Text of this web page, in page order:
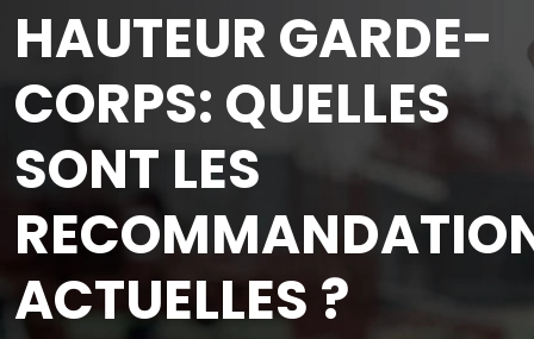
HAUTEUR GARDE-
CORPS: QUELLES
SONT LES
ACTUELLES ?